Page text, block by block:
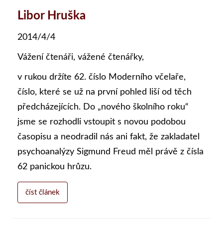
Libor Hruška
2014/4/4
Vážení čtenáři, vážené čtenářky,
v rukou držíte 62. číslo Moderního včelaře,
číslo, které se už na první pohled liší od těch
předcházejících. Do „nového školního roku“
jsme se rozhodli vstoupit s novou podobou
časopisu a neodradil nás ani fakt, že zakladatel
psychoanalýzy Sigmund Freud měl právě z čísla
62 panickou hrůzu.
číst článek